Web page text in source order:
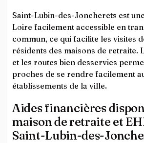
Saint-Lubin-des-Joncherets est
Loire facilement accessible en
commun, ce qui facilite les visites
résidents des maisons de retraite.
et les routes bien desservies
proches de se rendre facilement
établissements de la ville.
Aides financières
maison de retraite et
Saint-Lubin-des-